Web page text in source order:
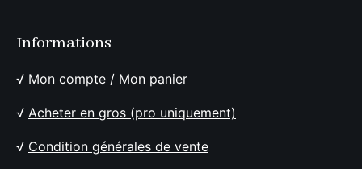
Informations
√ Mon compte / Mon panier
√ Acheter en gros (pro uniquement)
√ Condition générales de vente